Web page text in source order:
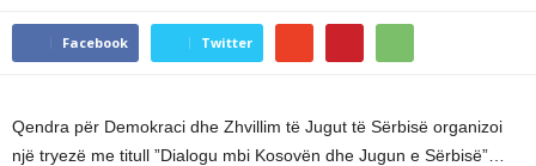
Facebook Twitter
Qendra për Demokraci dhe Zhvillim të Jugut të Sërbisë organizoi
një tryezë me titull ”Dialogu mbi Kosovën dhe Jugun e Sërbisë”…